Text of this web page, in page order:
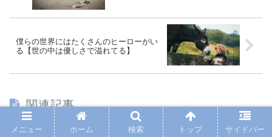
僕らの世界にはたくさんのヒーローがい
る【世の中は優しさで溢れてる】
関連記事
メニュー ホーム 検索 トップ サイドバー